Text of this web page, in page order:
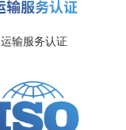
运输服务认证